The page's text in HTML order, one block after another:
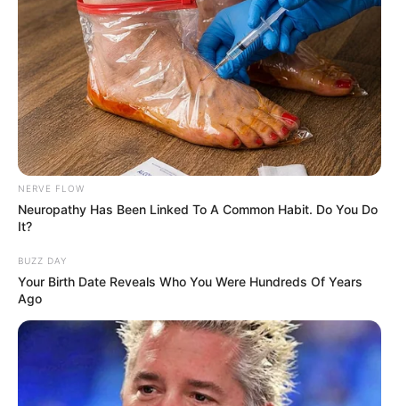
NERVE FLOW
Neuropathy Has Been Linked To A Common Habit. Do You Do
It?
BUZZ DAY
Your Birth Date Reveals Who You Were Hundreds Of Years
Ago